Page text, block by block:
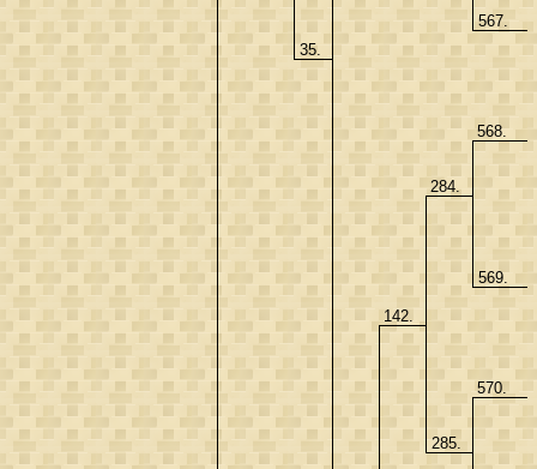
35.
567.
142.
284.
568.
569.
285.
570.